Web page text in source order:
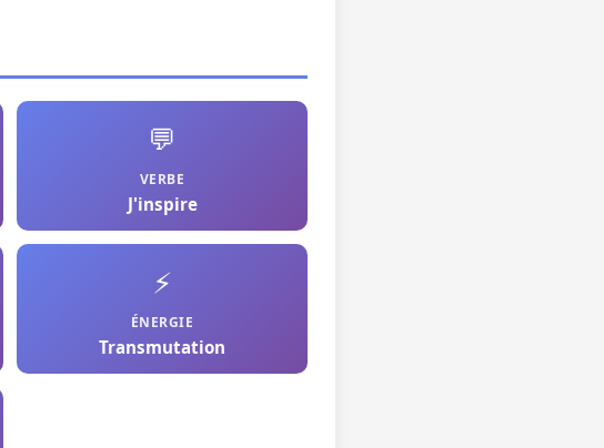
💬
VERBE
J'inspire
⚡
ÉNERGIE
Transmutation